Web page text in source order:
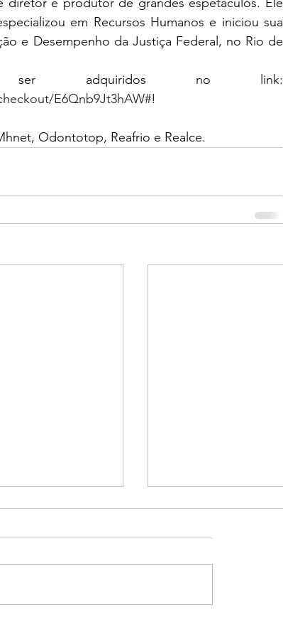
em Recursos Humanos e iniciou sua
e Desempenho da Justiça Federal, no Rio de
E6Qnb9Jt3hAW#!
Odontotop, Reafrio e Realce.